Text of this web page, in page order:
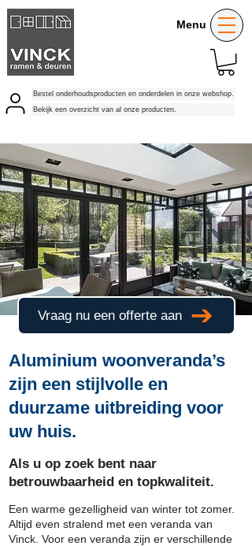
Bekijk een overzicht van al onze producten.
Bestel onderhoudsproducten en onderdelen in onze webshop.
Menu
Vraag nu een offerte aan
Aluminium woonveranda’s
zijn een stijlvolle en
duurzame uitbreiding voor
uw huis.
Als u op zoek bent naar
betrouwbaarheid en topkwaliteit.
Een warme gezelligheid van winter tot zomer.
Altijd even stralend met een veranda van
Vinck. Voor een veranda zijn er verschillende